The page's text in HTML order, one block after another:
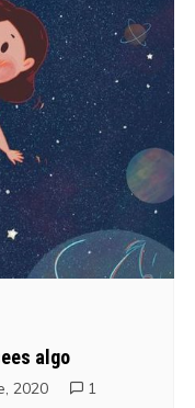
algo
2020 1